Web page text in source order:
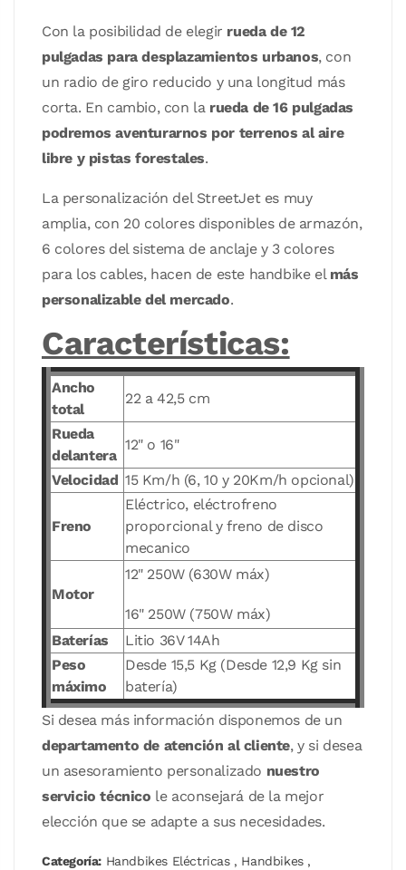
Con la posibilidad de elegir rueda de 12
pulgadas para desplazamientos urbanos, con
un radio de giro reducido y una longitud más
corta. En cambio, con la rueda de 16 pulgadas
podremos aventurarnos por terrenos al aire
libre y pistas forestales.
La personalización del StreetJet es muy
amplia, con 20 colores disponibles de armazón,
6 colores del sistema de anclaje y 3 colores
para los cables, hacen de este handbike el más
personalizable del mercado.
Características:
Ancho
total
22 a 42,5 cm
Rueda
delantera
12" o 16"
Velocidad 15 Km/h (6, 10 y 20Km/h opcional)
Freno
Eléctrico, eléctrofreno
proporcional y freno de disco
mecanico
Motor
12" 250W (630W máx)
16" 250W (750W máx)
Baterías
Litio 36V 14Ah
Peso
máximo
Desde 15,5 Kg (Desde 12,9 Kg sin
batería)
Si desea más información disponemos de un
departamento de atención al cliente, y si desea
un asesoramiento personalizado nuestro
servicio técnico le aconsejará de la mejor
elección que se adapte a sus necesidades.
Categoría: Handbikes Eléctricas, Handbikes,